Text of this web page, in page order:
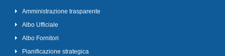
Amministrazione trasparente
Albo Ufficiale
Albo Fornitori
Pianificazione strategica